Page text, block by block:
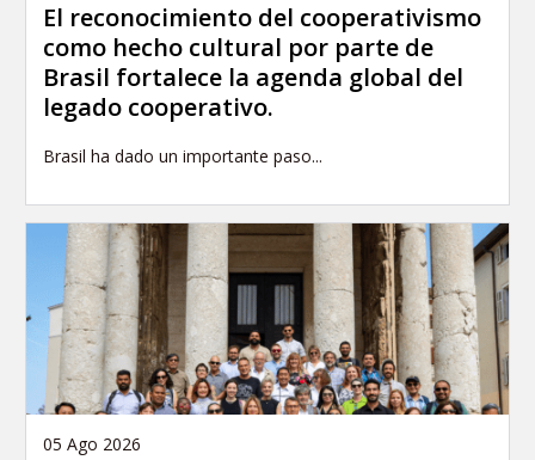
El reconocimiento del cooperativismo
como hecho cultural por parte de
Brasil fortalece la agenda global del
legado cooperativo.
Brasil ha dado un importante paso...
05 Ago 2026